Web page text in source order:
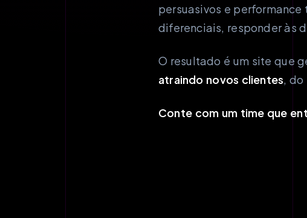
persuasivos e
diferenciais, responder às
O resultado é um site que
atraindo novos clientes,
Conte com um time que